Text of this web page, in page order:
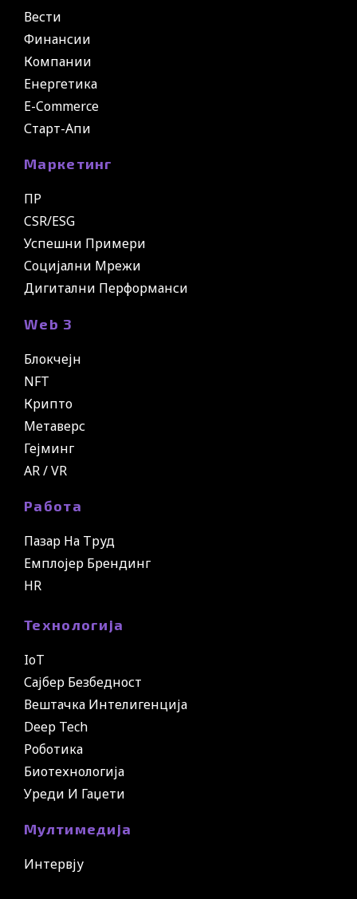
Вести
Финансии
Компании
Енергетика
E-Commerce
Старт-Апи
Маркетинг
ПР
CSR/ESG
Успешни Примери
Социјални Мрежи
Дигитални Перформанси
Web 3
Блокчејн
NFT
Крипто
Метаверс
Гејминг
AR / VR
Работа
Пазар На Труд
Емплојер Брендинг
HR
Технологија
IoT
Сајбер Безбедност
Вештачка Интелигенција
Deep Tech
Роботика
Биотехнологија
Уреди И Гаџети
Мултимедија
Интервју